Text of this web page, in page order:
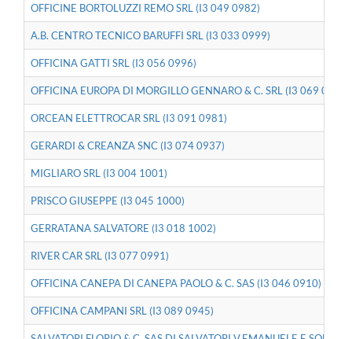
OFFICINE BORTOLUZZI REMO SRL (I3 049 0982)
A.B. CENTRO TECNICO BARUFFI SRL (I3 033 0999)
OFFICINA GATTI SRL (I3 056 0996)
OFFICINA EUROPA DI MORGILLO GENNARO & C. SRL (I3 069 0951)
ORCEAN ELETTROCAR SRL (I3 091 0981)
GERARDI & CREANZA SNC (I3 074 0937)
MIGLIARO SRL (I3 004 1001)
PRISCO GIUSEPPE (I3 045 1000)
GERRATANA SALVATORE (I3 018 1002)
RIVER CAR SRL (I3 077 0991)
OFFICINA CANEPA DI CANEPA PAOLO & C. SAS (I3 046 0910)
OFFICINA CAMPANI SRL (I3 089 0945)